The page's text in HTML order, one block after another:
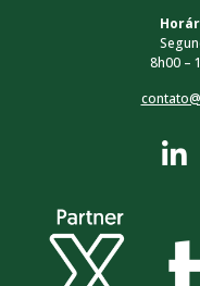
8h00 –